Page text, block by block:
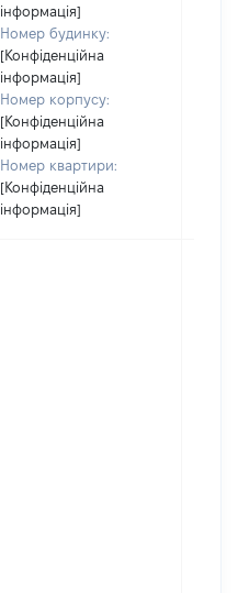
інформація]
Номер будинку:
[Конфіденційна
інформація]
Номер корпусу:
[Конфіденційна
інформація]
Номер квартири:
[Конфіденційна
інформація]